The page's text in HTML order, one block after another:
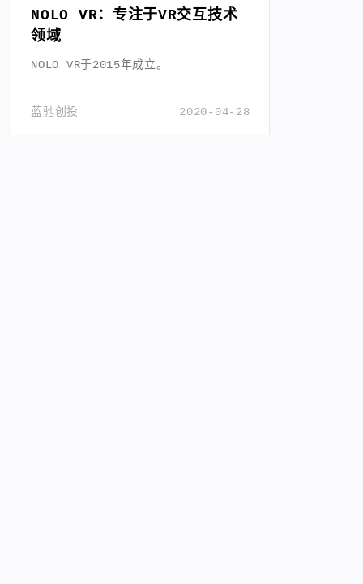
NOLO VR：专注于VR交互技术
领域
NOLO VR于2015年成立。
2020-04-28
蓝驰创投